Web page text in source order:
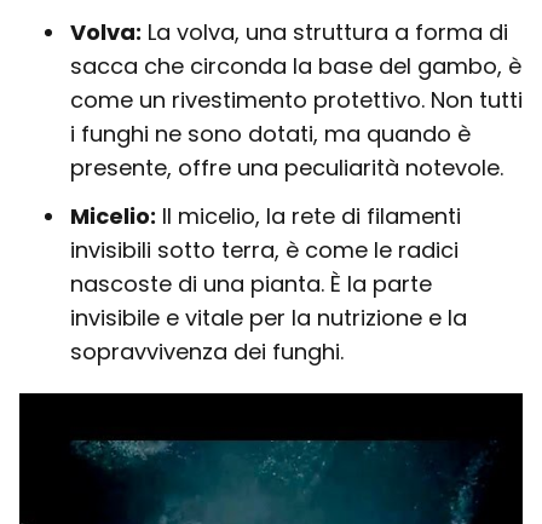
Volva: La volva, una struttura a forma di
sacca che circonda la base del gambo, è
come un rivestimento protettivo. Non tutti
i funghi ne sono dotati, ma quando è
presente, offre una peculiarità notevole.
Micelio: Il micelio, la rete di filamenti
invisibili sotto terra, è come le radici
nascoste di una pianta. È la parte
invisibile e vitale per la nutrizione e la
sopravvivenza dei funghi.